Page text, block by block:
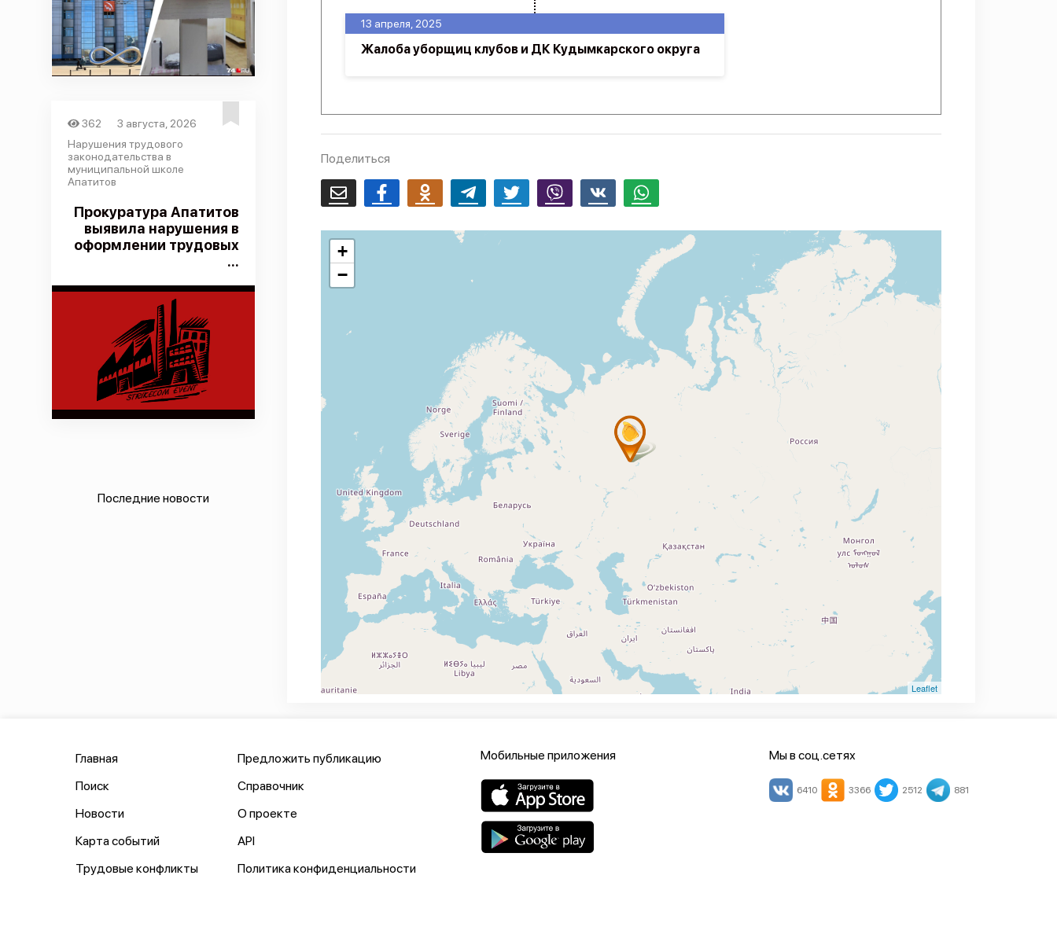
362
3 августа, 2026
Нарушения трудового
законодательства в
муниципальной школе
Апатитов
Прокуратура Апатитов
выявила нарушения в
оформлении трудовых
...
Последние новости
13 апреля, 2025
Жалоба уборщиц клубов и ДК Кудымкарского округа
Поделиться
Email FacebookOdnoklassnikiTelegram Twitter Viber Whatsapp
+
−
Leaflet
Главная
Поиск
Новости
Карта событий
Трудовые конфликты
Предложить публикацию
Справочник
О проекте
API
Политика конфиденциальности
Мобильные приложения Мы в соц.сетях
6410 3366 2512 881